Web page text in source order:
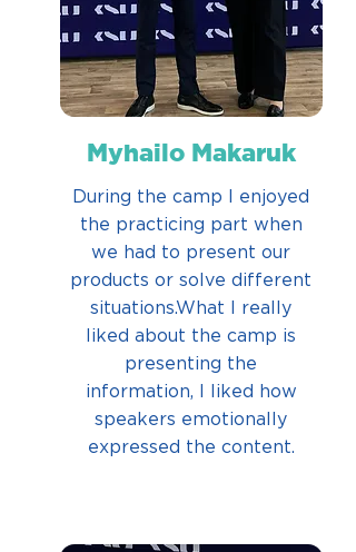
Myhailo Makaruk
During the camp I enjoyed
the practicing part when
we had to present our
products or solve different
situations.What I really
liked about the camp is
presenting the
information, I liked how
speakers emotionally
expressed the content.